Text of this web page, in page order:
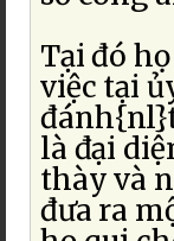
Tại đó
việc tại
là đại
thày và
đưa ra